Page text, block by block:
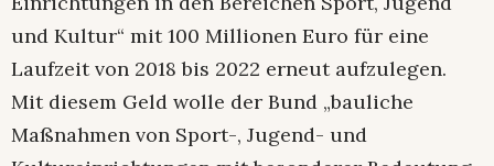
und Kultur“ mit 100 Millionen Euro für eine
Laufzeit von 2018 bis 2022 erneut aufzulegen.
Mit diesem Geld wolle der Bund „bauliche
Maßnahmen von Sport-, Jugend- und